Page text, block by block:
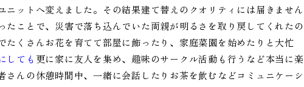
ニットへ変えました。その結果建て替えのクオリティには届きません
たことで、災害で落ち込んでいた両親が明るさを取り戻してくれたの
たくさんお花を育てて部屋に飾ったり、家庭菜園を始めたりと大忙
しても 更に家に友人を集め、趣味のサークル活動も行うなど本当に楽
さんの休憩時間中、一緒に会話したりお茶を飲むなどコミュニケーシ